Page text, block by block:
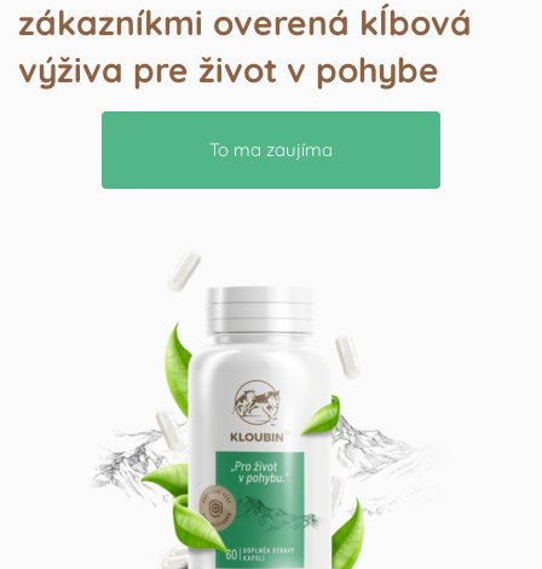
zákazníkmi overená kĺbová
výživa pre život v pohybe
To ma zaujíma